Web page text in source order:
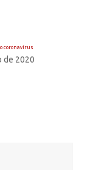
coronavírus
de 2020